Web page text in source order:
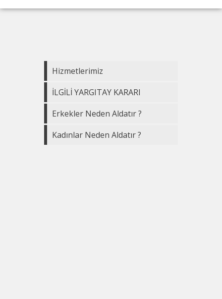
Hizmetlerimiz
İLGİLİ YARGITAY KARARI
Erkekler Neden Aldatır ?
Kadınlar Neden Aldatır ?